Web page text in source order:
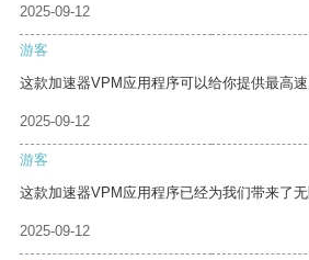
2025-09-12
游客
这款加速器VPM应用程序可以给你提供最高速
2025-09-12
游客
这款加速器VPM应用程序已经为我们带来了无
2025-09-12